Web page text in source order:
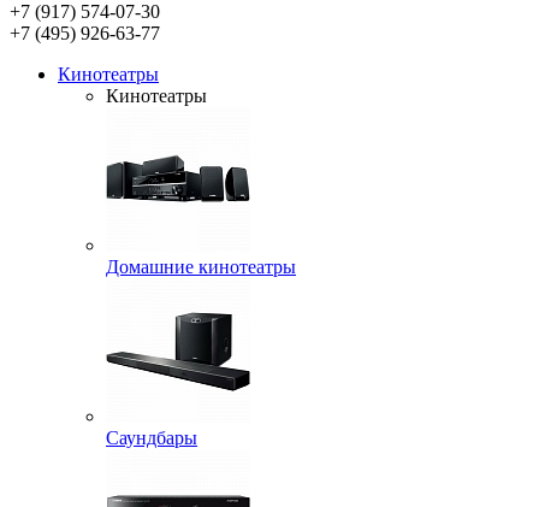
+7 (917) 574-07-30
+7 (495) 926-63-77
Кинотеатры
Кинотеатры
Домашние кинотеатры
Саундбары